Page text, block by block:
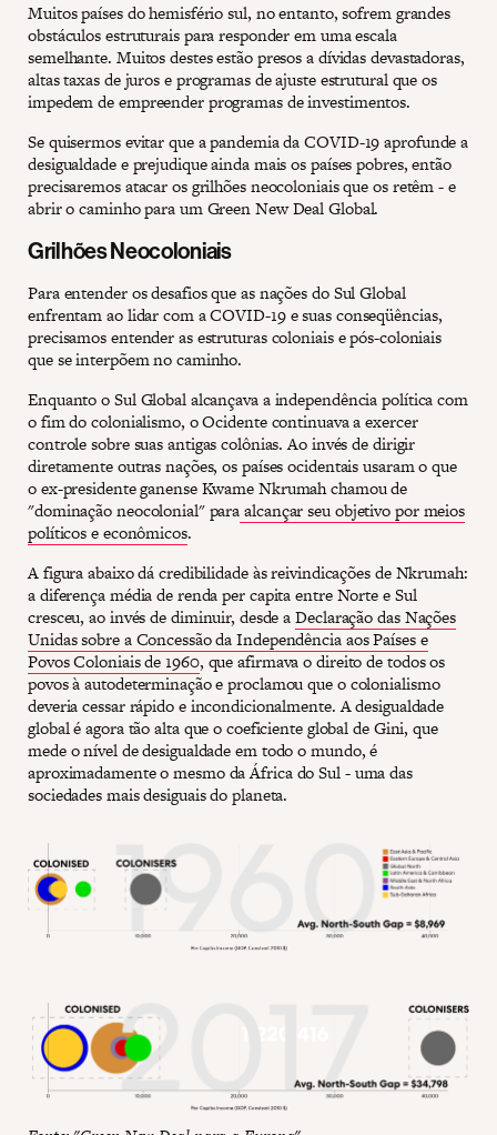
Muitos países do hemisfério sul, no entanto, sofrem grandes
obstáculos estruturais para responder em uma escala
semelhante. Muitos destes estão presos a dívidas devastadoras,
altas taxas de juros e programas de ajuste estrutural que os
impedem de empreender programas de investimentos.
Se quisermos evitar que a pandemia da COVID-19 aprofunde a
desigualdade e prejudique ainda mais os países pobres, então
precisaremos atacar os grilhões neocoloniais que os retêm - e
abrir o caminho para um Green New Deal Global.
Grilhões Neocoloniais
Para entender os desafios que as nações do Sul Global
enfrentam ao lidar com a COVID-19 e suas conseqüências,
precisamos entender as estruturas coloniais e pós-coloniais
que se interpõem no caminho.
Enquanto o Sul Global alcançava a independência política com
o fim do colonialismo, o Ocidente continuava a exercer
controle sobre suas antigas colônias. Ao invés de dirigir
diretamente outras nações, os países ocidentais usaram o que
o ex-presidente ganense Kwame Nkrumah chamou de
"dominação neocolonial" paraalcançar seu objetivo por meios
políticos e econômicos.
A figura abaixo dá credibilidade às reivindicações de Nkrumah:
a diferença média de renda per capita entre Norte e Sul
cresceu, ao invés de diminuir, desde aDeclaração das Nações
Unidas sobre a Concessão da Independência aos Países e
Povos Coloniais de 1960, que afirmava o direito de todos os
povos à autodeterminação e proclamou que o colonialismo
deveria cessar rápido e incondicionalmente. A desigualdade
global é agora tão alta que o coeficiente global de Gini, que
mede o nível de desigualdade em todo o mundo, é
aproximadamente o mesmo da África do Sul - uma das
sociedades mais desiguais do planeta.